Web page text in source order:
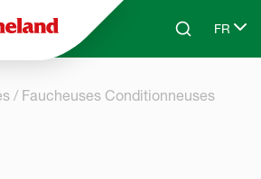
Skip to main contentSearchFR
Select
Faucheuses Conditionneuses
cookies